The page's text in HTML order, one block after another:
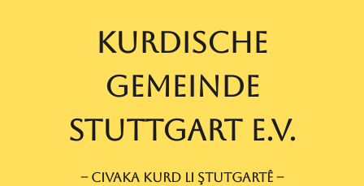
kurdische
Gemeinde
Stuttgart e.V.
-- civaka kurd li ştutgartê --